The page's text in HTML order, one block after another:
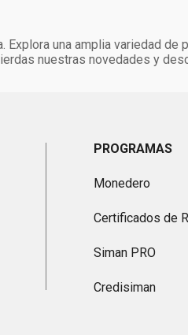
una amplia variedad
nuestras novedades y
PROGRAMAS
Monedero
Certificados de
Siman PRO
Credisiman